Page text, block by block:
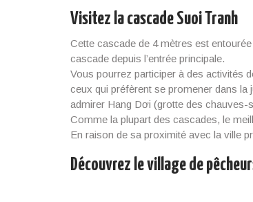
Visitez la cascade Suoi Tranh
Cette cascade de 4 mètres est
cascade depuis l’entrée principale.
Vous pourrez participer à des activités
ceux qui préfèrent se promener dans
admirer Hang Dơi (grotte des chauves-
Comme la plupart des cascades, le
En raison de sa proximité avec la ville
Découvrez le village de